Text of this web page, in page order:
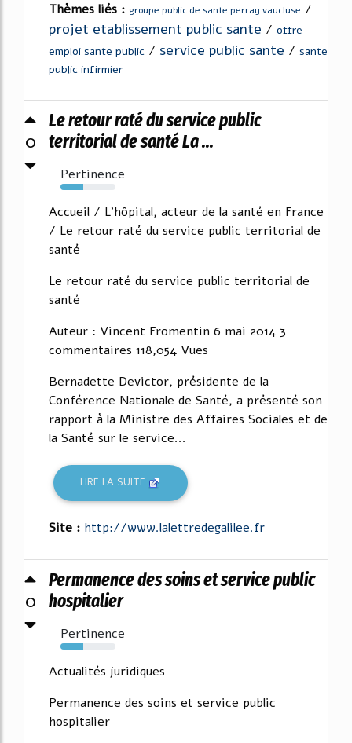
Thèmes liés : groupe public de sante perray vaucluse /
projet etablissement public sante / offre
emploi sante public / service public sante / sante
public infirmier
0
Le retour raté du service public
territorial de santé La ...
Pertinence
41%
Accueil / L'hôpital, acteur de la santé en France
/ Le retour raté du service public territorial de
santé
Le retour raté du service public territorial de
santé
Auteur : Vincent Fromentin 6 mai 2014 3
commentaires 118,054 Vues
Bernadette Devictor, présidente de la
Conférence Nationale de Santé, a présenté son
rapport à la Ministre des Affaires Sociales et de
la Santé sur le service...
LIRE LA SUITE
Site : http://www.lalettredegalilee.fr
0
Permanence des soins et service public
hospitalier
Pertinence
41%
Actualités juridiques
Permanence des soins et service public
hospitalier